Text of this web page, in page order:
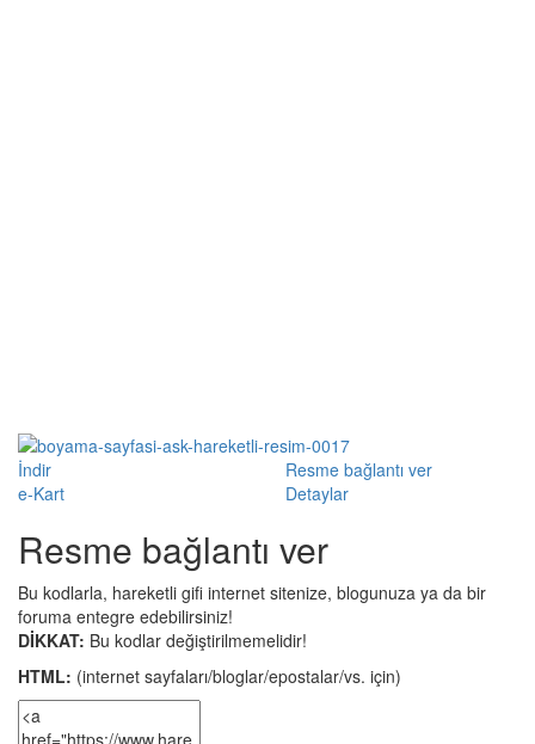
İndir
Resme bağlantı ver
e-Kart
Detaylar
Resme bağlantı ver
Bu kodlarla, hareketli gifi internet sitenize, blogunuza ya da bir
foruma entegre edebilirsiniz!
DİKKAT: Bu kodlar değiştirilmemelidir!
HTML: (internet sayfaları/bloglar/epostalar/vs. için)